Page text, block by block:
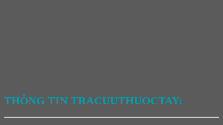
THÔNG TIN TRACUUTHUOCTAY: